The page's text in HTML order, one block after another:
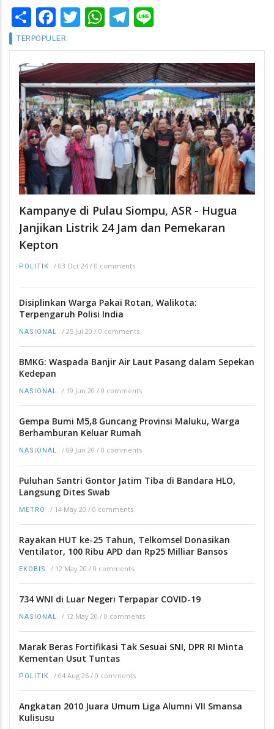
ShareFacebook
Twitter
WhatsApp
Telegram
TERPOPULER
Kampanye di Pulau Siompu, ASR - Hugua
Janjikan Listrik 24 Jam dan Pemekaran
Kepton
POLITIK / 03 Oct 24 / 0 comments
Disiplinkan Warga Pakai Rotan, Walikota:
Terpengaruh Polisi India
NASIONAL / 25 Jul 20 / 0 comments
BMKG: Waspada Banjir Air Laut Pasang dalam Sepekan
Kedepan
NASIONAL / 19 Jun 20 / 0 comments
Gempa Bumi M5,8 Guncang Provinsi Maluku, Warga
Berhamburan Keluar Rumah
NASIONAL / 09 Jun 20 / 0 comments
Puluhan Santri Gontor Jatim Tiba di Bandara HLO,
Langsung Dites Swab
METRO / 14 May 20 / 0 comments
Rayakan HUT ke-25 Tahun, Telkomsel Donasikan
Ventilator, 100 Ribu APD dan Rp25 Milliar Bansos
EKOBIS / 12 May 20 / 0 comments
734 WNI di Luar Negeri Terpapar COVID-19
NASIONAL / 12 May 20 / 0 comments
Marak Beras Fortifikasi Tak Sesuai SNI, DPR RI Minta
Kementan Usut Tuntas
POLITIK / 04 Aug 26 / 0 comments
Angkatan 2010 Juara Umum Liga Alumni VII Smansa
Kulisusu